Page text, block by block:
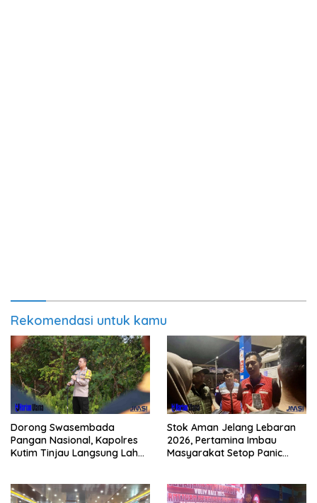
Rekomendasi untuk kamu
Dorong Swasembada
Pangan Nasional, Kapolres
Kutim Tinjau Langsung Lahan
Stok Aman Jelang Lebaran
2026, Pertamina Imbau
Masyarakat Setop Panic